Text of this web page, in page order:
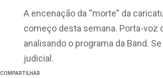
COMPARTILHAR
A encenação da “morte” da
começo desta semana. Porta-voz
analisando o programa da Band.
judicial.